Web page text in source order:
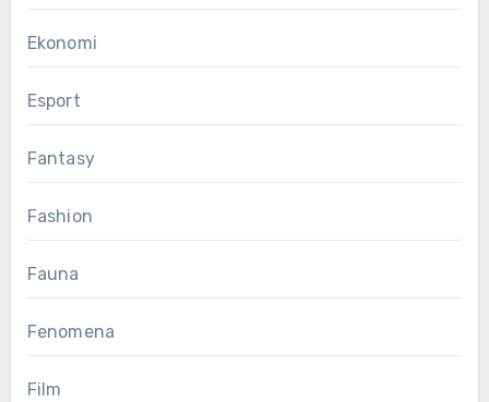
Ekonomi
Esport
Fantasy
Fashion
Fauna
Fenomena
Film